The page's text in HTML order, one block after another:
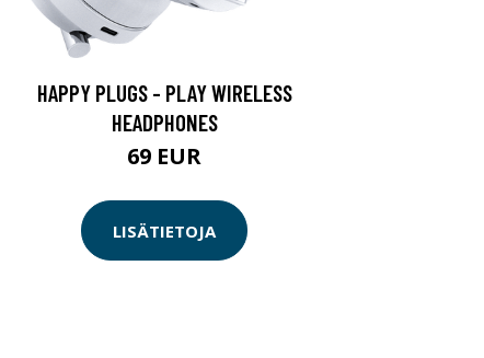
HAPPY PLUGS - PLAY WIRELESS
HEADPHONES
69 EUR
LISÄTIETOJA